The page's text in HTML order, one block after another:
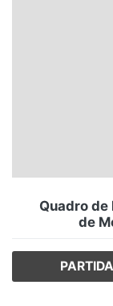
Quadro de
de